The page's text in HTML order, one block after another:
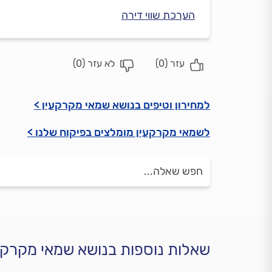
הערכת שווי דירה
0
)
0
)
למחירון וטיפים בנושא שמאי מקרקעין >
לשמאי מקרקעין מומלצים בפיקוח שלנו >
שאלות נוספות בנושא שמאי